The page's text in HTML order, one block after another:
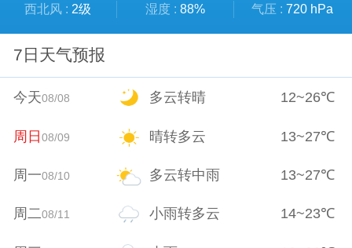
西北风 : 2级 湿度 : 88% 气压 : 720 hPa
7日天气预报
今天08/08 多云转晴 12~26℃
周日08/09 晴转多云 13~27℃
周一08/10 多云转中雨 13~27℃
周二08/11 小雨转多云 14~23℃